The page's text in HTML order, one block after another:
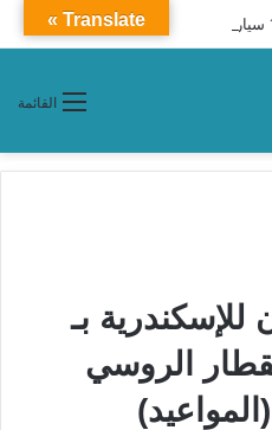
نيسان تتراجع.. ترتيب أفضل 10 سيارات مبيعًا في مصر خلال شهر يوليو الماضي
القائمة
بـ
الروسي
Translate »